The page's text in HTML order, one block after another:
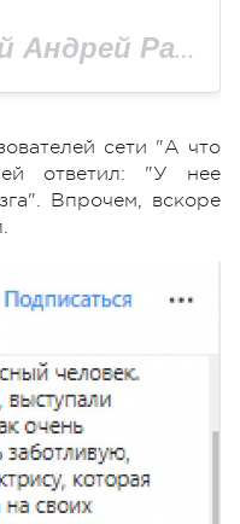
Допис, поширений Андрей Разин "Ласковый Май" (@razin_andrei_lm)
сети "А что
ответил: "У нее
Впрочем, вскоре